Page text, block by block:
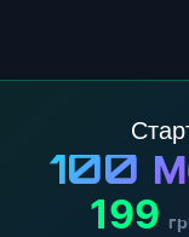
100
199